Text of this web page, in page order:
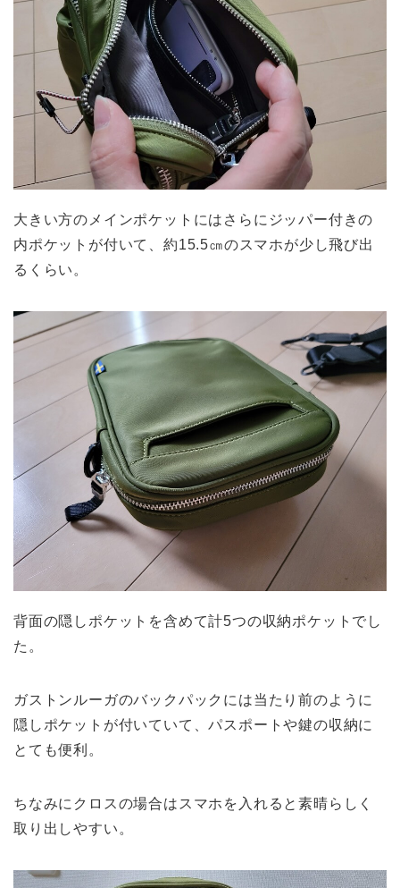
大きい方のメインポケットにはさらにジッパー付きの
内ポケットが付いて、約15.5㎝のスマホが少し飛び出
るくらい。
背面の隠しポケットを含めて計5つの収納ポケットでし
た。
ガストンルーガのバックパックには当たり前のように
隠しポケットが付いていて、パスポートや鍵の収納に
とても便利。
ちなみにクロスの場合はスマホを入れると素晴らしく
取り出しやすい。